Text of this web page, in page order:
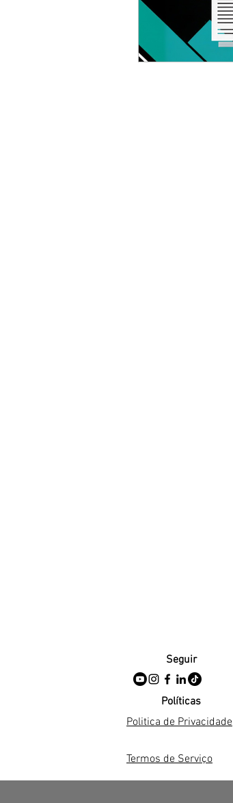
Seguir
Políticas
Politica de Privacidade
Termos de Serviço